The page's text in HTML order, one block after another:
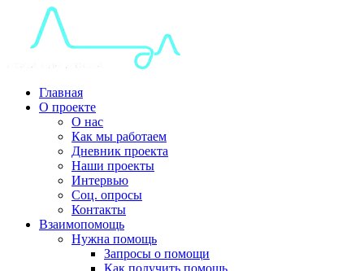
Главная
О проекте
О нас
Как мы работаем
Дневник проекта
Наши проекты
Интервью
Соц. опросы
Контакты
Взаимопомощь
Нужна помощь
Запросы о помощи
Как получить помощь